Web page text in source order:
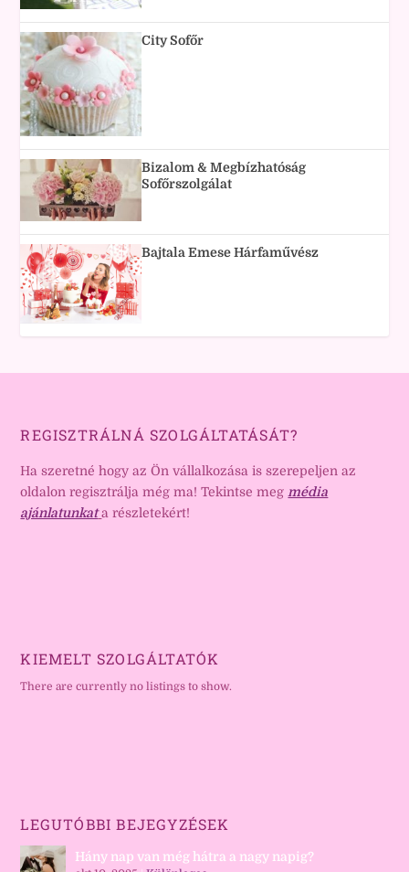
City Sofőr
Bizalom & Megbízhatóság
Sofőrszolgálat
Bajtala Emese Hárfaművész
REGISZTRÁLNÁ SZOLGÁLTATÁSÁT?
Ha szeretné hogy az Ön vállalkozása is szerepeljen az
oldalon regisztrálja még ma! Tekintse megmédia
ajánlatunkat a részletekért!
KIEMELT SZOLGÁLTATÓK
There are currently no listings to show.
LEGUTÓBBI BEJEGYZÉSEK
Hány nap van még hátra a nagy napig?